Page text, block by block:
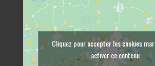
Cliquez pour accepter les cookies
activer ce contenu